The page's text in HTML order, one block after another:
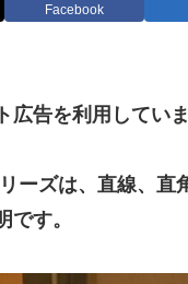
Facebook
告を利用していま
ーズは、直線、
す。